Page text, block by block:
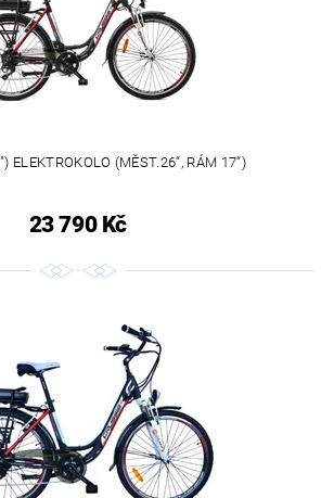
ELEKTROKOLO (MĚST.26“, RÁM 17“)
23 790 Kč